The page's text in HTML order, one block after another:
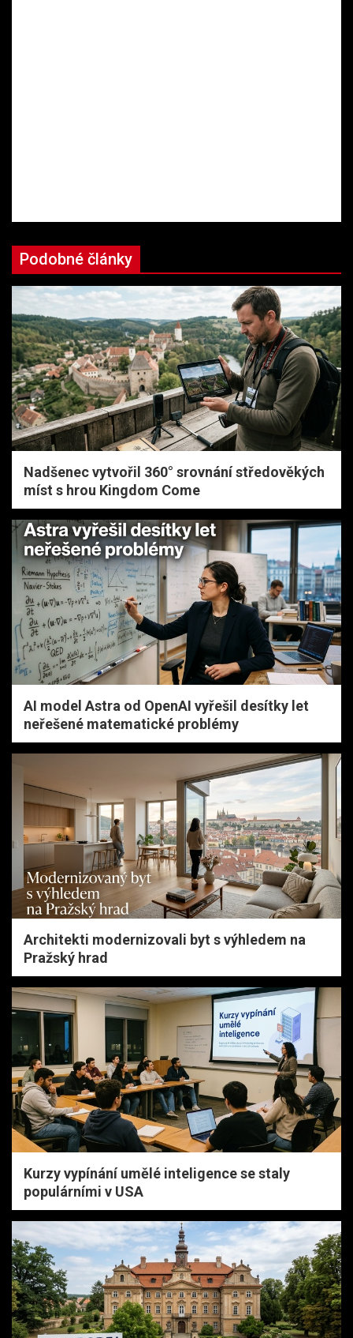
Podobné články
Nadšenec vytvořil 360° srovnání středověkých
míst s hrou Kingdom Come
AI model Astra od OpenAI vyřešil desítky let
neřešené matematické problémy
Architekti modernizovali byt s výhledem na
Pražský hrad
Kurzy vypínání umělé inteligence se staly
populárními v USA